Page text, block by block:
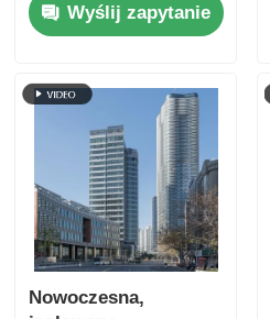
prefabrykacja ODM
Wyślij zapytanie
Nowoczesna,